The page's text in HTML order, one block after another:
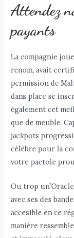
Attendez
payants
La compagnie
renom, avait
permission de
dans place se
également cet
que de meuble.
jackpots
célèbre pour la
votre pactole
Ou trop
avec ses des
accesible en ce
manière